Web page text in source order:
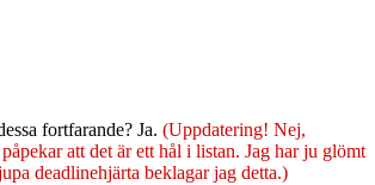
fortfarande? Ja. (Uppdatering! Nej,
påpekar att det är ett hål i listan. Jag har ju glömt
deadlinehjärta beklagar jag detta.)